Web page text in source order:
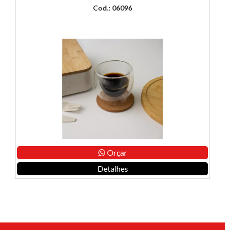
Cod.: 06096
Orçar
Detalhes